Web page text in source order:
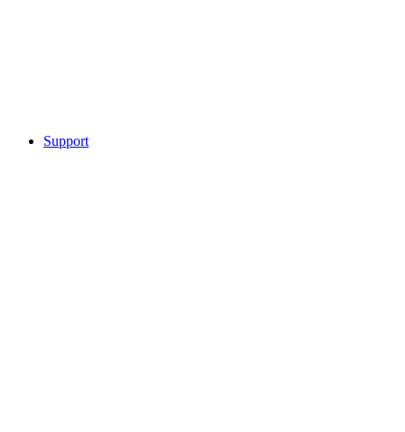
Support